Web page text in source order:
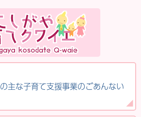
主な子育て支援事業のごあんない